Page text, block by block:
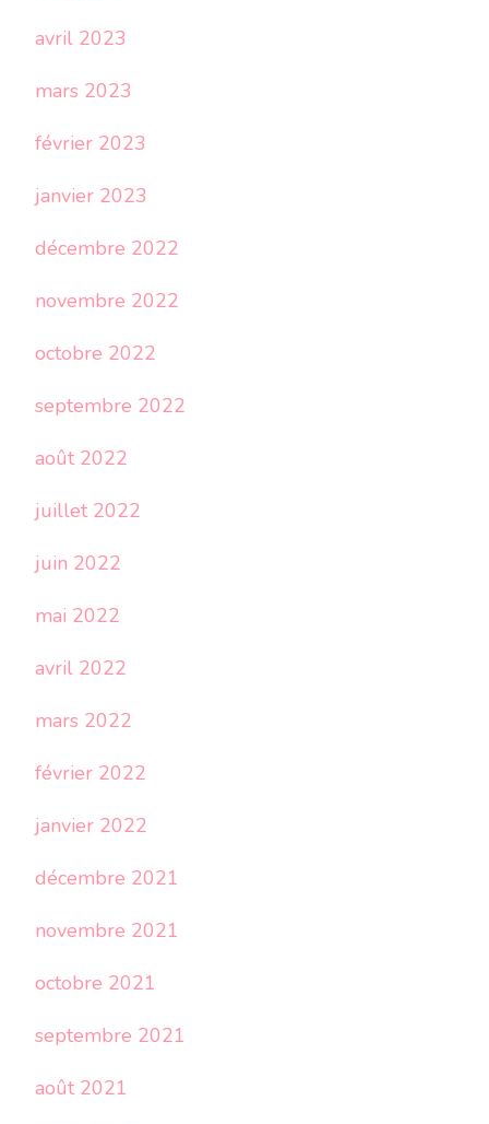
avril 2023
mars 2023
février 2023
janvier 2023
décembre 2022
novembre 2022
octobre 2022
septembre 2022
août 2022
juillet 2022
juin 2022
mai 2022
avril 2022
mars 2022
février 2022
janvier 2022
décembre 2021
novembre 2021
octobre 2021
septembre 2021
août 2021